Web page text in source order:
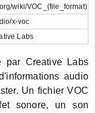
wiki/VOC_(file_format)
x-voc
Labs
par Creative Labs
audio
Un fichier VOC
sonore, un son